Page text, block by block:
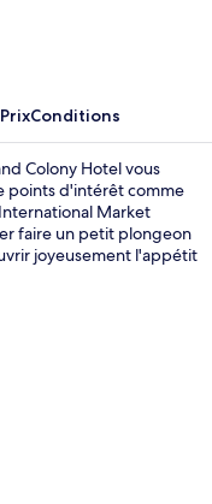
PrixConditions
Colony Hotel vous
points d'intérêt comme
Market
faire un petit plongeon
joyeusement l'appétit
la détente est reine
appartements profitent
kitchenette et un lave-
voyageurs adorent le